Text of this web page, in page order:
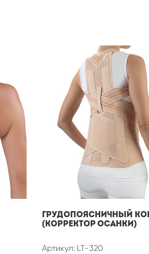
Грудопоясничный
(корректор осанки)
Артикул: LT-320